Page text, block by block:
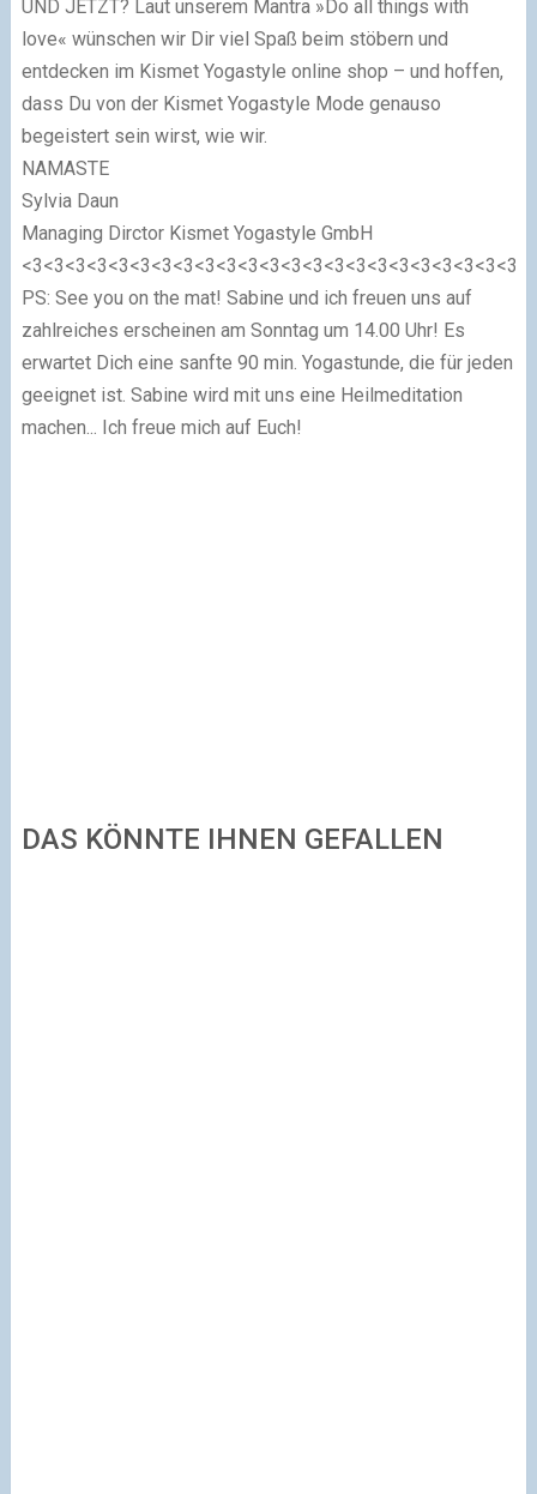
UND JETZT? Laut unserem Mantra »Do all things with
love« wünschen wir Dir viel Spaß beim stöbern und
entdecken im Kismet Yogastyle online shop – und hoffen,
dass Du von der Kismet Yogastyle Mode genauso
begeistert sein wirst, wie wir.
NAMASTE
Sylvia Daun
Managing Dirctor Kismet Yogastyle GmbH
PS: See you on the mat! Sabine und ich freuen uns auf
zahlreiches erscheinen am Sonntag um 14.00 Uhr! Es
erwartet Dich eine sanfte 90 min. Yogastunde, die für jeden
geeignet ist. Sabine wird mit uns eine Heilmeditation
machen... Ich freue mich auf Euch!
DAS KÖNNTE IHNEN GEFALLEN